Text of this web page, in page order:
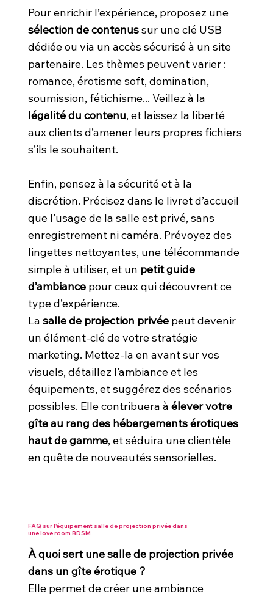
Pour enrichir l’expérience, proposez une
sélection de contenussur une clé USB
dédiée ou via un accès sécurisé à un site
partenaire. Les thèmes peuvent varier :
romance, érotisme soft, domination,
soumission, fétichisme... Veillez à la
légalité du contenu, et laissez la liberté
aux clients d’amener leurs propres fichiers
s’ils le souhaitent.
Enfin, pensez à la sécurité et à la
discrétion. Précisez dans le livret d’accueil
que l’usage de la salle est privé, sans
enregistrement ni caméra. Prévoyez des
lingettes nettoyantes, une télécommande
simple à utiliser, et un petit guide
d’ambiancepour ceux qui découvrent ce
type d’expérience.
La salle de projection privéepeut devenir
un élément-clé de votre stratégie
marketing. Mettez-la en avant sur vos
visuels, détaillez l’ambiance et les
équipements, et suggérez des scénarios
possibles. Elle contribuera à élever votre
gîte au rang des hébergements érotiques
haut de gamme, et séduira une clientèle
en quête de nouveautés sensorielles.
FAQ sur l'équipement salle de projection privée dans
une love room BDSM
À quoi sert une salle de projection privée
dans un gîte érotique ?
Elle permet de créer une ambiance